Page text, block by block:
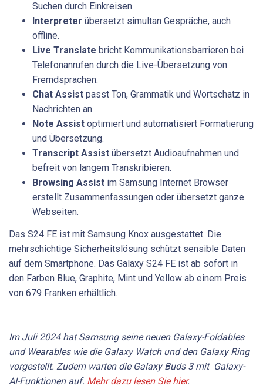
Suchen durch Einkreisen.
Interpreter übersetzt simultan Gespräche, auch
offline.
Live Translate bricht Kommunikationsbarrieren bei
Telefonanrufen durch die Live-Übersetzung von
Fremdsprachen.
Chat Assist passt Ton, Grammatik und Wortschatz in
Nachrichten an.
Note Assist optimiert und automatisiert Formatierung
und Übersetzung.
Transcript Assist übersetzt Audioaufnahmen und
befreit von langem Transkribieren.
Browsing Assist im Samsung Internet Browser
erstellt Zusammenfassungen oder übersetzt ganze
Webseiten.
Das S24 FE ist mit Samsung Knox ausgestattet. Die
mehrschichtige Sicherheitslösung schützt sensible Daten
auf dem Smartphone. Das Galaxy S24 FE ist ab sofort in
den Farben Blue, Graphite, Mint und Yellow ab einem Preis
von 679 Franken erhältlich.
Im Juli 2024 hat Samsung seine neuen Galaxy-Foldables
und Wearables wie die Galaxy Watch und den Galaxy Ring
vorgestellt. Zudem warten die Galaxy Buds 3 mit Galaxy-
AI-Funktionen auf. Mehr dazu lesen Sie hier.